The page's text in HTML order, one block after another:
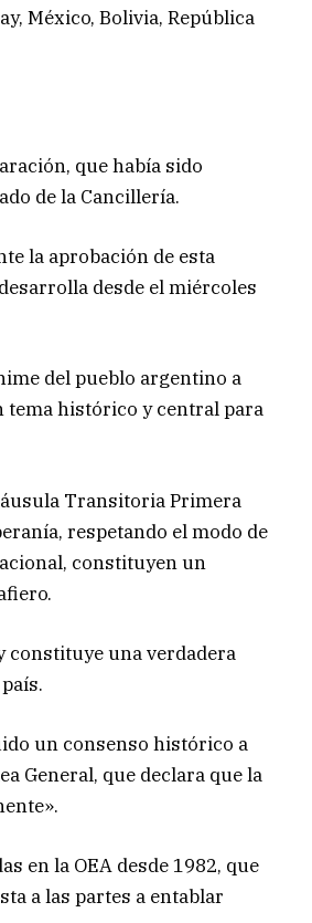
México, Bolivia, República
que había sido
de la Cancillería.
la aprobación de esta
desde el miércoles
del pueblo argentino a
tema histórico y central para
Transitoria Primera
respetando el modo de
constituyen un
constituye una verdadera
un consenso histórico a
General, que declara que la
en la OEA desde 1982, que
a las partes a entablar